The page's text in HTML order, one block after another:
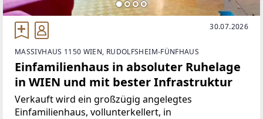
30.07.2026
MASSIVHAUS 1150 WIEN, RUDOLFSHEIM-FÜNFHAUS
Einfamilienhaus in absoluter Ruhelage
in WIEN und mit bester Infrastruktur
Verkauft wird ein großzügig angelegtes
Einfamilienhaus, vollunterkellert, in